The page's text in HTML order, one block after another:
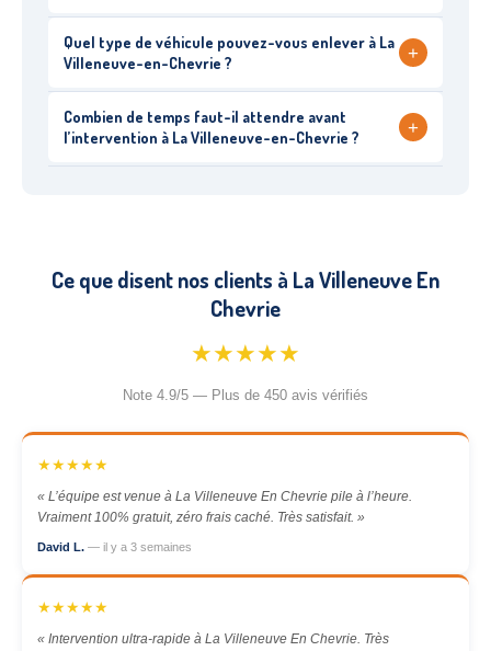
Quel type de véhicule pouvez-vous enlever à La
Villeneuve-en-Chevrie ?
+
Combien de temps faut-il attendre avant
l’intervention à La Villeneuve-en-Chevrie ?
+
Ce que disent nos clients à La Villeneuve En
Chevrie
★★★★★
Note 4.9/5 — Plus de 450 avis vérifiés
★★★★★
« L’équipe est venue à La Villeneuve En Chevrie pile à l’heure.
Vraiment 100% gratuit, zéro frais caché. Très satisfait. »
David L. — il y a 3 semaines
★★★★★
« Intervention ultra-rapide à La Villeneuve En Chevrie. Très